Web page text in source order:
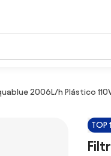
2006L/h Plástico
TOP 1